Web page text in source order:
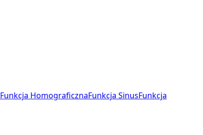
Funkcja HomograficznaFunkcja SinusFunkcja